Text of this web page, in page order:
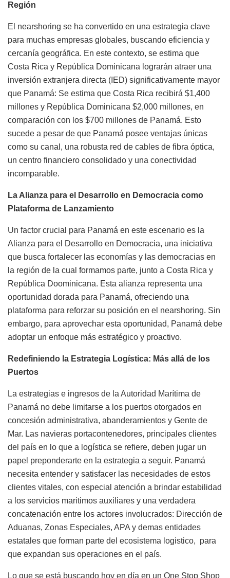
Región
El nearshoring se ha convertido en una estrategia clave
para muchas empresas globales, buscando eficiencia y
cercanía geográfica. En este contexto, se estima que
Costa Rica y República Dominicana lograrán atraer una
inversión extranjera directa (IED) significativamente mayor
que Panamá: Se estima que Costa Rica recibirá $1,400
millones y República Dominicana $2,000 millones, en
comparación con los $700 millones de Panamá. Esto
sucede a pesar de que Panamá posee ventajas únicas
como su canal, una robusta red de cables de fibra óptica,
un centro financiero consolidado y una conectividad
incomparable.
La Alianza para el Desarrollo en Democracia como
Plataforma de Lanzamiento
Un factor crucial para Panamá en este escenario es la
Alianza para el Desarrollo en Democracia, una iniciativa
que busca fortalecer las economías y las democracias en
la región de la cual formamos parte, junto a Costa Rica y
República Doominicana. Esta alianza representa una
oportunidad dorada para Panamá, ofreciendo una
plataforma para reforzar su posición en el nearshoring. Sin
embargo, para aprovechar esta oportunidad, Panamá debe
adoptar un enfoque más estratégico y proactivo.
Redefiniendo la Estrategia Logística: Más allá de los
Puertos
La estrategias e ingresos de la Autoridad Marítima de
Panamá no debe limitarse a los puertos otorgados en
concesión administrativa, abanderamientos y Gente de
Mar. Las navieras portacontenedores, principales clientes
del país en lo que a logística se refiere, deben jugar un
papel preponderarte en la estrategia a seguir. Panamá
necesita entender y satisfacer las necesidades de estos
clientes vitales, con especial atención a brindar estabilidad
a los servicios maritimos auxiliares y una verdadera
concatenación entre los actores involucrados: Dirección de
Aduanas, Zonas Especiales, APA y demas entidades
estatales que forman parte del ecosistema logistico, para
que expandan sus operaciones en el país.
Lo que se está buscando hoy en día en un One Stop Shop